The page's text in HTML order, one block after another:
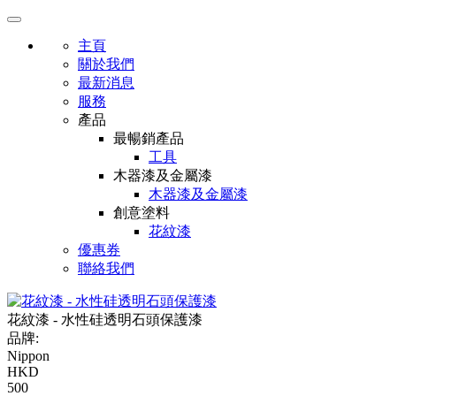
主頁
關於我們
最新消息
服務
產品
最暢銷產品
工具
木器漆及金屬漆
木器漆及金屬漆
創意塗料
花紋漆
優惠券
聯絡我們
花紋漆 - 水性硅透明石頭保護漆
品牌:
Nippon
HKD
500